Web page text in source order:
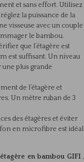
et sans effort. Utilisez
la puissance de la
visseuse avec un couple
le bambou.
que l’étagère est
est suffisant. Un niveau
plus grande
de l’étagère et
Un mètre ruban de 3
des étagères et éviter
en microfibre est idéal
étagère en bambou GIFI ,